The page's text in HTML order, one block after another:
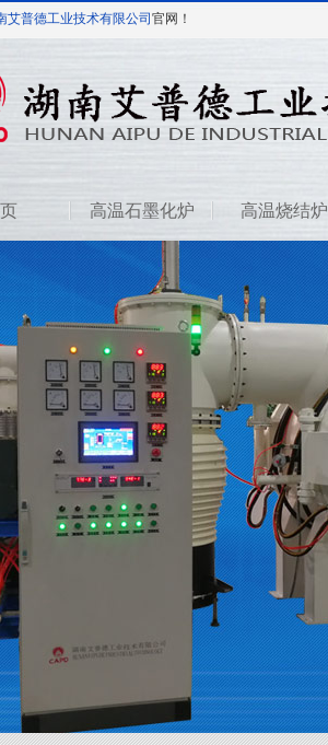
艾普德工业技术有限公司 官网！
高温石墨化炉 高温烧结炉